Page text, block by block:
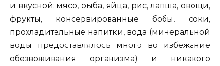
и вкусной: мясо, рыба, яйца, рис, лапша, овощи,
фрукты, консервированные бобы, соки,
прохладительные напитки, вода (минеральной
воды предоставлялось много во избежание
обезвоживания организма) и никакого